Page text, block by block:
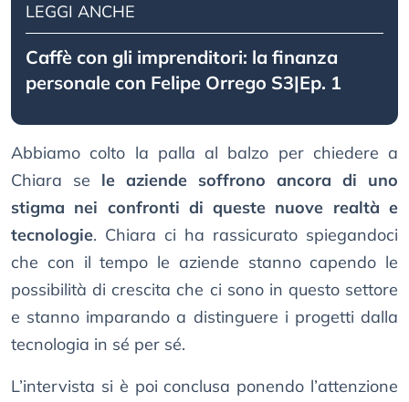
LEGGI ANCHE
Caffè con gli imprenditori: la finanza
personale con Felipe Orrego S3|Ep. 1
Abbiamo colto la palla al balzo per chiedere a
Chiara se le aziende soffrono ancora di uno
stigma nei confronti di queste nuove realtà e
tecnologie. Chiara ci ha rassicurato spiegandoci
che con il tempo le aziende stanno capendo le
possibilità di crescita che ci sono in questo settore
e stanno imparando a distinguere i progetti dalla
tecnologia in sé per sé.
L’intervista si è poi conclusa ponendo l’attenzione